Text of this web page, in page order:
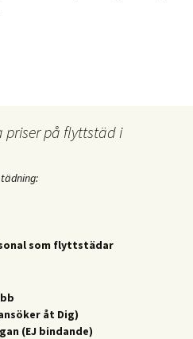
på flyttstäd i
som flyttstädar
åt Dig)
(EJ bindande)